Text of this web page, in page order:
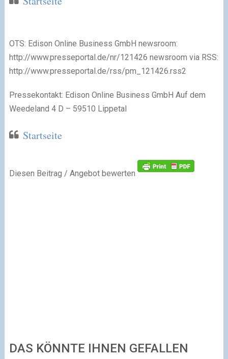
OTS: Edison Online Business GmbH newsroom:
http://www.presseportal.de/nr/121426 newsroom via RSS:
http://www.presseportal.de/rss/pm_121426.rss2
Pressekontakt: Edison Online Business GmbH Auf dem
Weedeland 4 D – 59510 Lippetal
Startseite
Diesen Beitrag / Angebot bewerten
DAS KÖNNTE IHNEN GEFALLEN